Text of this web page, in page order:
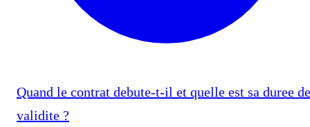
Quand le contrat debute-t-il et quelle est sa duree de
validite ?